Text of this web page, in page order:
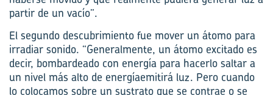
partir de un vacío”.
El segundo descubrimiento fue mover un átomo para
irradiar sonido. “Generalmente, un átomo excitado es
decir, bombardeado con energía para hacerlo saltar a
un nivel más alto de energíaemitirá luz. Pero cuando
lo colocamos sobre un sustrato que se contrae o se